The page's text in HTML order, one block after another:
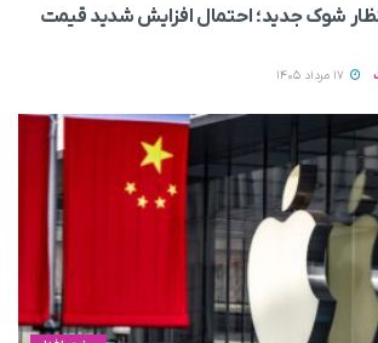
شوک جدید؛ احتمال افزایش شدید قیمت